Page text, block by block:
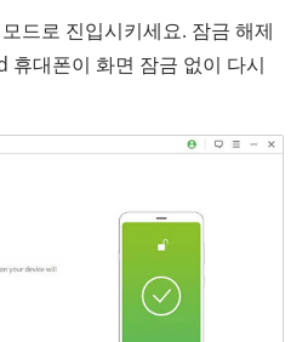
드로 진입시키세요. 잠금 해제
대폰이 화면 잠금 없이 다시